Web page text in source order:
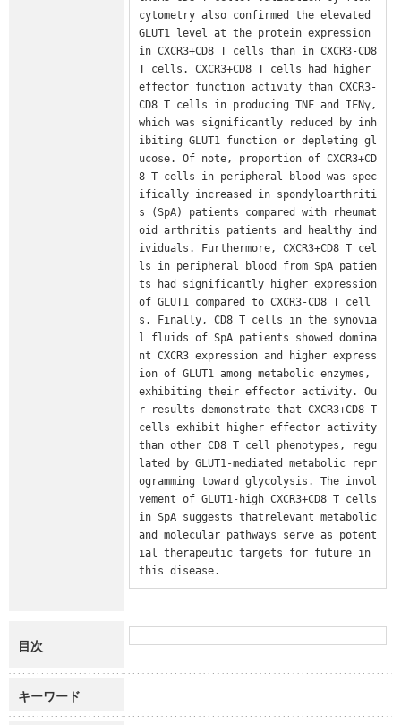
cytometry also confirmed the elevated
GLUT1 level at the protein expression
in CXCR3+CD8 T cells than in CXCR3-CD8
T cells. CXCR3+CD8 T cells had higher
effector function activity than CXCR3-
CD8 T cells in producing TNF and IFNγ,
which was significantly reduced by inh
ibiting GLUT1 function or depleting gl
ucose. Of note, proportion of CXCR3+CD
8 T cells in peripheral blood was spec
ifically increased in spondyloarthriti
s (SpA) patients compared with rheumat
oid arthritis patients and healthy ind
ividuals. Furthermore, CXCR3+CD8 T cel
ls in peripheral blood from SpA patien
ts had significantly higher expression
of GLUT1 compared to CXCR3-CD8 T cell
s. Finally, CD8 T cells in the synovia
l fluids of SpA patients showed domina
nt CXCR3 expression and higher express
ion of GLUT1 among metabolic enzymes,
exhibiting their effector activity. Ou
r results demonstrate that CXCR3+CD8 T
cells exhibit higher effector activity
than other CD8 T cell phenotypes, regu
lated by GLUT1-mediated metabolic repr
ogramming toward glycolysis. The invol
vement of GLUT1-high CXCR3+CD8 T cells
in SpA suggests thatrelevant metabolic
and molecular pathways serve as potent
ial therapeutic targets for future in
this disease.
目次
キーワード